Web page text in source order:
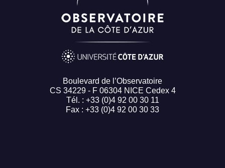
Boulevard de l’Observatoire
CS 34229 - F 06304 NICE Cedex 4
Tél. : +33 (0)4 92 00 30 11
Fax : +33 (0)4 92 00 30 33